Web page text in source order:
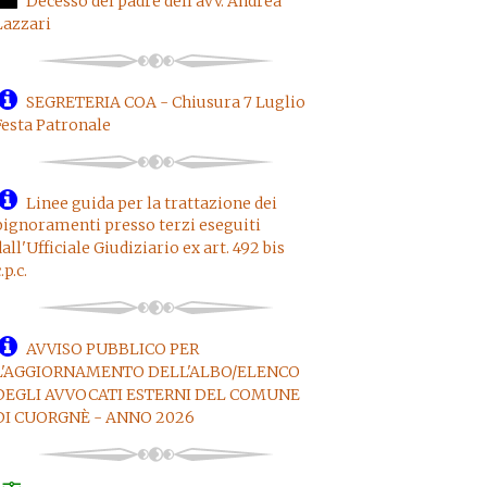
SEGRETERIA COA - Chiusura 7 Luglio
Patronale
Linee guida per la trattazione dei
presso terzi eseguiti
Giudiziario ex art. 492 bis
AVVISO PUBBLICO PER
DELL'ALBO/ELENCO
AVVOCATI ESTERNI DEL COMUNE
CUORGNÈ - ANNO 2026